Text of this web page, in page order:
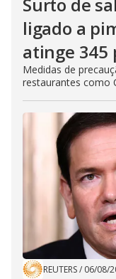
ligado a
atinge 345
Medidas de
restaurantes como
REUTERS/ 06/08/